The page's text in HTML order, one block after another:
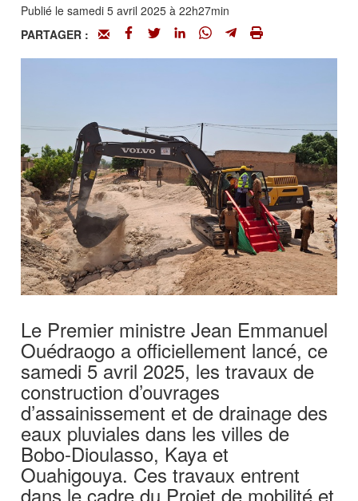
Publié le samedi 5 avril 2025 à 22h27min
PARTAGER :
Le Premier ministre Jean Emmanuel
Ouédraogo a officiellement lancé, ce
samedi 5 avril 2025, les travaux de
construction d’ouvrages
d’assainissement et de drainage des
eaux pluviales dans les villes de
Bobo-Dioulasso, Kaya et
Ouahigouya. Ces travaux entrent
dans le cadre du Projet de mobilité et